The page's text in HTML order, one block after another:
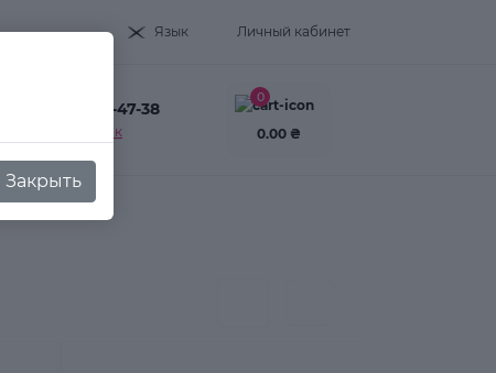
Язык Личный кабинет
+38(093) 995-47-38
Заказать звонок
0
0.00 ₴
Закрыть